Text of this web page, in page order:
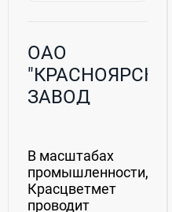
ОАО
"КРАСНОЯРСКИЙ
ЗАВОД
ИМЕНИ В.Н.
ГУЛИДОВА"
В масштабах
промышленности,
Красцветмет
проводит